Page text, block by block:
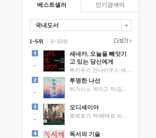
베스트셀러
국내도서
1~5위 |
세네카, 오늘을 빼앗기
고 있는 당신에게
투명한 나선
오디세이아
독서의 기술
6~10위
인기검색어